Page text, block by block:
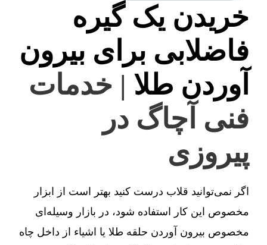
خریدن یک گیره
فاضلابی برای بیرون
آوردن طلا | خدمات
فنی آچاگ در
پیروزی
اگر نمی‌توانید قلاب درست کنید بهتر است از ابزار
مخصوص این کار استفاده شود، در بازار وسیله‌ای
مخصوص بیرون آوردن حلقه طلا یا اشیاء از داخل چاه